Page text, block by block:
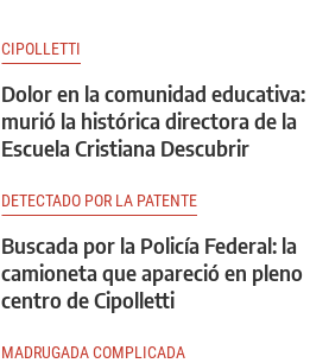
CIPOLLETTI
Dolor en la comunidad educativa:
murió la histórica directora de la
Escuela Cristiana Descubrir
DETECTADO POR LA PATENTE
Buscada por la Policía Federal: la
camioneta que apareció en pleno
centro de Cipolletti
MADRUGADA COMPLICADA